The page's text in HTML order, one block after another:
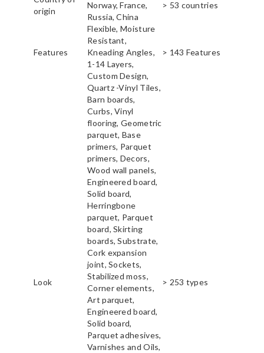
origin
Norway, France,
Russia, China
> 53 countries
Features
Flexible, Moisture
Resistant,
Kneading Angles,
1-14 Layers,
Custom Design,
> 143 Features
Look
Quartz -Vinyl Tiles,
Barn boards,
Curbs, Vinyl
flooring, Geometric
parquet, Base
primers, Parquet
primers, Decors,
Wood wall panels,
Engineered board,
Solid board,
Herringbone
parquet, Parquet
board, Skirting
boards, Substrate,
Cork expansion
joint, Sockets,
Stabilized moss,
Corner elements,
Art parquet,
Engineered board,
Solid board,
Parquet adhesives,
Varnishes and Oils,
> 253 types